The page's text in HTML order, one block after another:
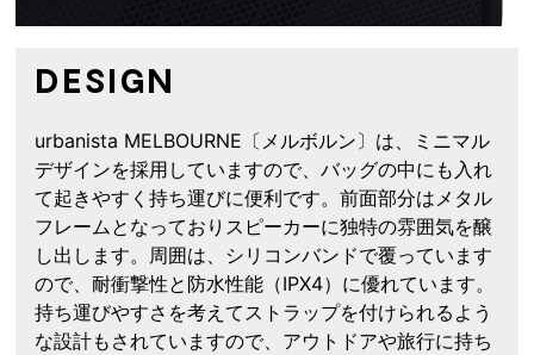
DESIGN
urbanista MELBOURNE〔メルボルン〕は、ミニマル
デザインを採用していますので、バッグの中にも入れ
て起きやすく持ち運びに便利です。前面部分はメタル
フレームとなっておりスピーカーに独特の雰囲気を醸
し出します。周囲は、シリコンバンドで覆っています
ので、耐衝撃性と防水性能（IPX4）に優れています。
持ち運びやすさを考えてストラップを付けられるよう
な設計もされていますので、アウトドアや旅行に持ち